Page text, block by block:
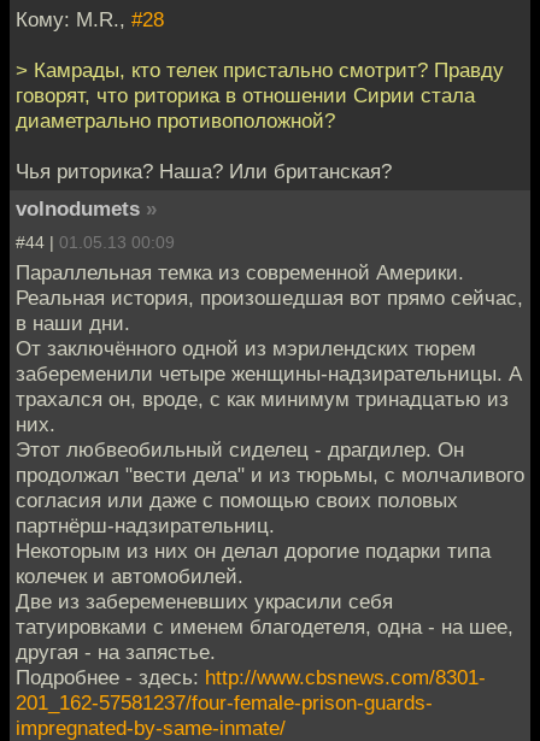
Кому: M.R., #28
> Камрады, кто телек пристально смотрит? Правду
говорят, что риторика в отношении Сирии стала
диаметрально противоположной?
Чья риторика? Наша? Или британская?
volnodumets »
#44 | 01.05.13 00:09
Параллельная темка из современной Америки.
Реальная история, произошедшая вот прямо сейчас,
в наши дни.
От заключённого одной из мэрилендских тюрем
забеременили четыре женщины-надзирательницы. А
трахался он, вроде, с как минимум тринадцатью из
них.
Этот любвеобильный сиделец - драгдилер. Он
продолжал "вести дела" и из тюрьмы, с молчаливого
согласия или даже с помощью своих половых
партнёрш-надзирательниц.
Некоторым из них он делал дорогие подарки типа
колечек и автомобилей.
Две из забеременевших украсили себя
татуировками с именем благодетеля, одна - на шее,
другая - на запястье.
Подробнее - здесь: http://www.cbsnews.com/8301-
201_162-57581237/four-female-prison-guards-
impregnated-by-same-inmate/